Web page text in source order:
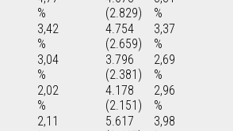
%
(2.829)
%
3,42
%
4.754
(2.659)
3,37
%
3,04
%
3.796
(2.381)
2,69
%
2,02
%
4.178
(2.151)
2,96
%
2,11
5.617
3,98